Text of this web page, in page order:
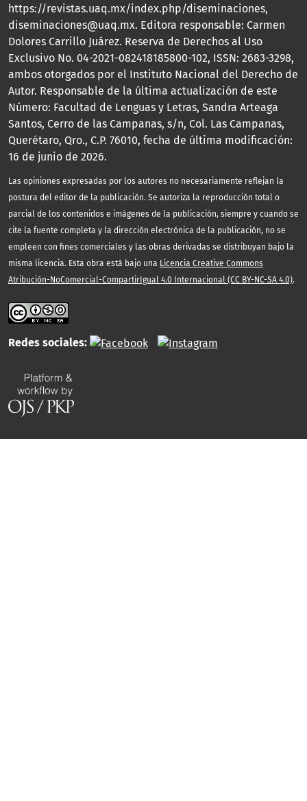
https://revistas.uaq.mx/index.php/diseminaciones,
diseminaciones@uaq.mx. Editora responsable: Carmen
Dolores Carrillo Juárez. Reserva de Derechos al Uso
Exclusivo No. 04-2021-082418185800-102, ISSN: 2683-3298,
ambos otorgados por el Instituto Nacional del Derecho de
Autor. Responsable de la última actualización de este
Número: Facultad de Lenguas y Letras, Sandra Arteaga
Santos, Cerro de las Campanas, s/n, Col. Las Campanas,
Querétaro, Qro., C.P. 76010, fecha de última modificación:
16 de junio de 2026.
Las opiniones expresadas por los autores no necesariamente reflejan la
postura del editor de la publicación. Se autoriza la reproducción total o
parcial de los contenidos e imágenes de la publicación, siempre y cuando se
cite la fuente completa y la dirección electrónica de la publicación, no se
empleen con fines comerciales y las obras derivadas se distribuyan bajo la
misma licencia. Esta obra está bajo una Licencia Creative Commons
Atribución-NoComercial-CompartirIgual 4.0 Internacional (CC BY-NC-SA 4.0).
Redes sociales: